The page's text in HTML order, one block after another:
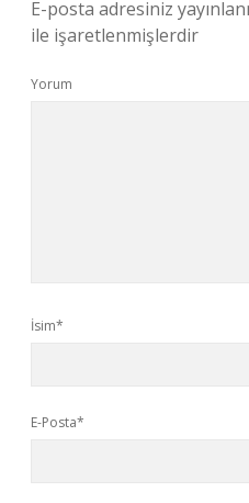
E-posta adresiniz
ile işaretlenmişlerdir
Yorum
İsim*
E-Posta*